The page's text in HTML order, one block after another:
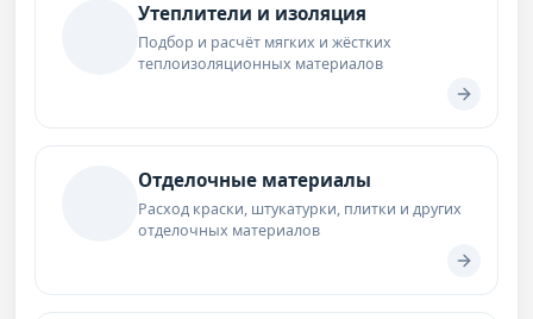
Утеплители и изоляция
Подбор и расчёт мягких и жёстких
теплоизоляционных материалов
Отделочные материалы
Расход краски, штукатурки, плитки и других
отделочных материалов